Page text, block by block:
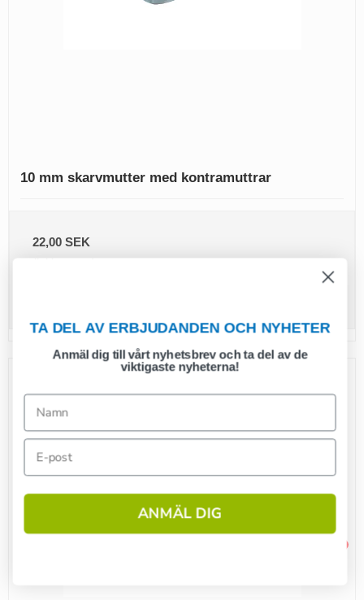
10 mm skarvmutter med kontramuttrar
22,00 SEK
TA DEL AV ERBJUDANDEN OCH NYHETER
Anmäl dig till vårt nyhetsbrev och ta del av de
viktigaste nyheterna!
ANMÄL DIG